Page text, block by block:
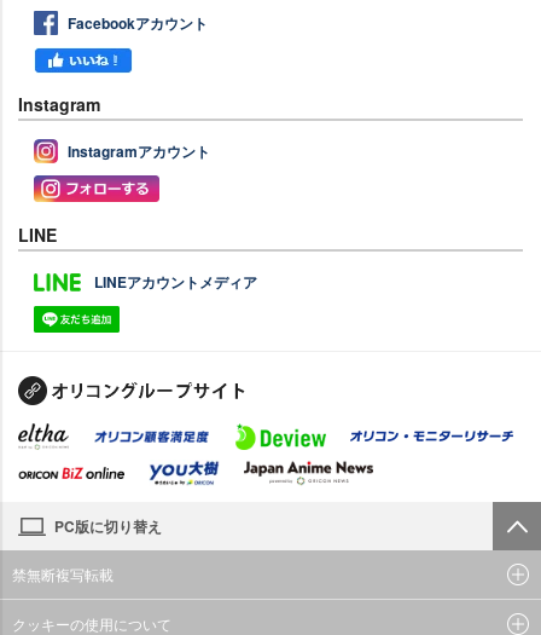
Facebookアカウント
Instagram
Instagramアカウント
LINE
LINEアカウントメディア
PC版に切り替え
禁無断複写転載
クッキーの使用について